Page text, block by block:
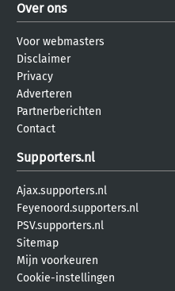
Over ons
Voor webmasters
Disclaimer
Privacy
Adverteren
Partnerberichten
Contact
Supporters.nl
Ajax.supporters.nl
Feyenoord.supporters.nl
PSV.supporters.nl
Sitemap
Mijn voorkeuren
Cookie-instellingen